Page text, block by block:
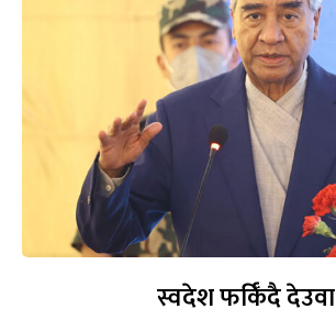
स्वदेश फर्किँदै देउवा